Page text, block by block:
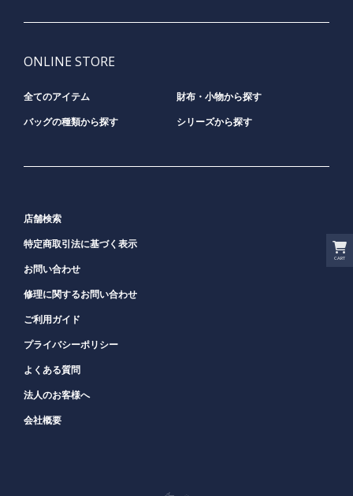
CART
ONLINE STORE
全てのアイテム 財布・小物から探す
バッグの種類から探す シリーズから探す
店舗検索
特定商取引法に基づく表示
お問い合わせ
修理に関するお問い合わせ
ご利用ガイド
プライバシーポリシー
よくある質問
法人のお客様へ
会社概要